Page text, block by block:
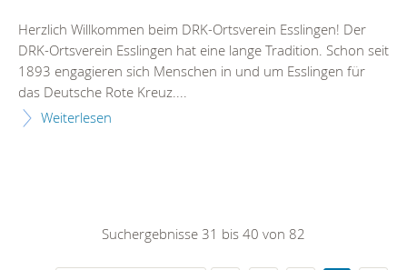
Herzlich Willkommen beim DRK-Ortsverein Esslingen! Der
DRK-Ortsverein Esslingen hat eine lange Tradition. Schon seit
1893 engagieren sich Menschen in und um Esslingen für
das Deutsche Rote Kreuz....
Weiterlesen
Suchergebnisse 31 bis 40 von 82